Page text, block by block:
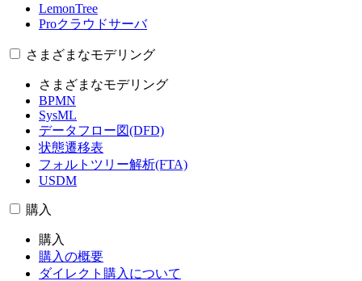
LemonTree
Proクラウドサーバ
さまざまなモデリング
さまざまなモデリング
BPMN
SysML
データフロー図(DFD)
状態遷移表
フォルトツリー解析(FTA)
USDM
購入
購入
購入の概要
ダイレクト購入について